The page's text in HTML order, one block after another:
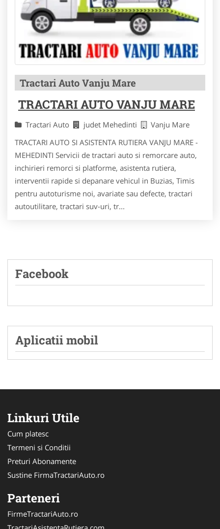
Tractari Auto Vanju Mare
TRACTARI AUTO VANJU MARE
Tractari Auto judet Mehedinti
Vanju Mare
TRACTARI AUTO SI ASISTENTA RUTIERA VANJU MARE -
MEHEDINTI Servicii de tractari auto si remorcare auto,
inchirieri remorci si platforme, asistenta rutiera,
interventii rapide si depanare vehicul in Buzias, Timis
pentru autoturisme noi, avariate sau defecte, tractari
autoutilitare, tractari suv-uri, tr...
Facebook
Aplicatii mobil
Linkuri Utile
Cum platesc
Termeni si Conditii
Preturi Abonamente
Sustine FirmaTractariAuto.ro
Parteneri
FirmeTractariAuto.ro